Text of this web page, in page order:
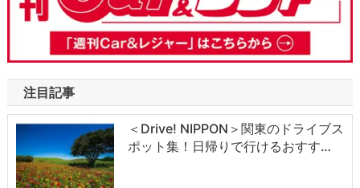
注目記事
＜Drive! NIPPON＞関東のドライブス
ポット集！日帰りで行けるおすす…